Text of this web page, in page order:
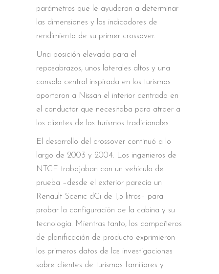
parámetros que le ayudaran a determinar
las dimensiones y los indicadores de
rendimiento de su primer crossover.
Una posición elevada para el
reposabrazos, unos laterales altos y una
consola central inspirada en los turismos
aportaron a Nissan el interior centrado en
el conductor que necesitaba para atraer a
los clientes de los turismos tradicionales.
El desarrollo del crossover continuó a lo
largo de 2003 y 2004. Los ingenieros de
NTCE trabajaban con un vehículo de
prueba –desde el exterior parecía un
Renault Scenic dCi de 1,5 litros– para
probar la configuración de la cabina y su
tecnología. Mientras tanto, los compañeros
de planificación de producto exprimieron
los primeros datos de las investigaciones
sobre clientes de turismos familiares y